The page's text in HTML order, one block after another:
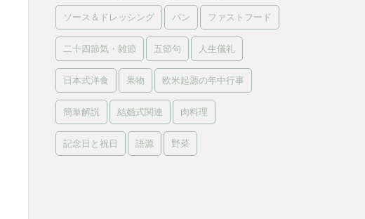
ソース＆ドレッシング パン ファストフード
二十四節気・雑節 五節句 人生儀礼
日本式洋食 果物 欧米起源の年中行事
簡単解説 結婚式関連 肉料理
記念日と祝日 語源 野菜